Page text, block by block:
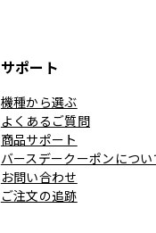
サポート
機種から選ぶ
よくあるご質問
商品サポート
バースデークーポンについ
お問い合わせ
ご注文の追跡